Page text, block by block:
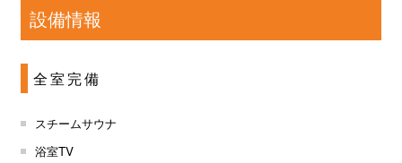
設備情報
全室完備
スチームサウナ
浴室TV